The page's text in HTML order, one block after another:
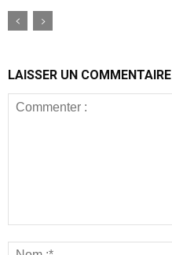
LAISSER UN COMMENTAIRE